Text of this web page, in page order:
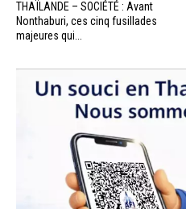
THAÏLANDE – SOCIÉTÉ : Avant
Nonthaburi, ces cinq fusillades
majeures qui...